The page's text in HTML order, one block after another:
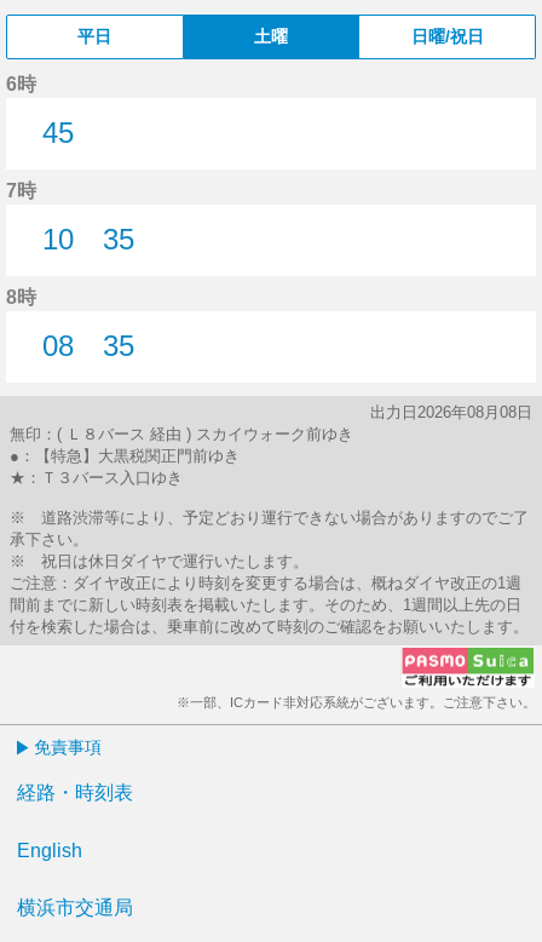
平日 土曜 日曜/祝日
6時
45
7時
10
35
8時
08
35
出力日2026年08月08日
無印：( Ｌ８バース 経由 ) スカイウォーク前ゆき
●：【特急】大黒税関正門前ゆき
★：Ｔ３バース入口ゆき
※ 道路渋滞等により、予定どおり運行できない場合がありますのでご了
承下さい。
※ 祝日は休日ダイヤで運行いたします。
ご注意：ダイヤ改正により時刻を変更する場合は、概ねダイヤ改正の1週
間前までに新しい時刻表を掲載いたします。そのため、1週間以上先の日
付を検索した場合は、乗車前に改めて時刻のご確認をお願いいたします。
※一部、ICカード非対応系統がございます。ご注意下さい。
免責事項
経路・時刻表
English
横浜市交通局